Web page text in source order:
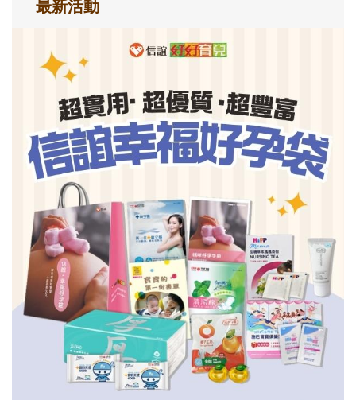
信誼基金會 附設幼兒園